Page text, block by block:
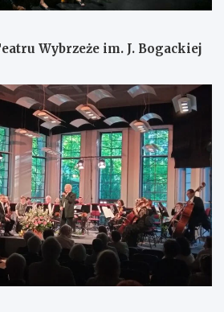
Wybrzeże im. J. Bogackiej